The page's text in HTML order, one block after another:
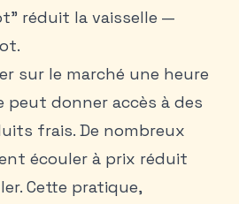
réduit la vaisselle —
.
sur le marché une heure
donner accès à des
frais. De nombreux
écouler à prix réduit
Cette pratique,